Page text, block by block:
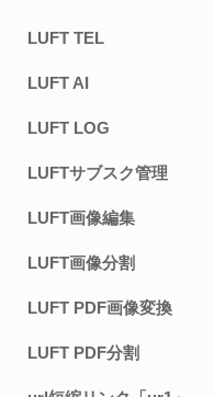
LUFT TEL
LUFT AI
LUFT LOG
LUFTサブスク管理
LUFT画像編集
LUFT画像分割
LUFT PDF画像変換
LUFT PDF分割